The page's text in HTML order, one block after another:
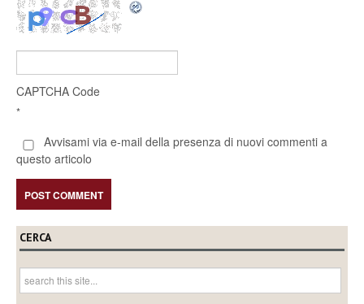
CAPTCHA Code
*
Avvisami via e-mail della presenza di nuovi commenti a
questo articolo
CERCA